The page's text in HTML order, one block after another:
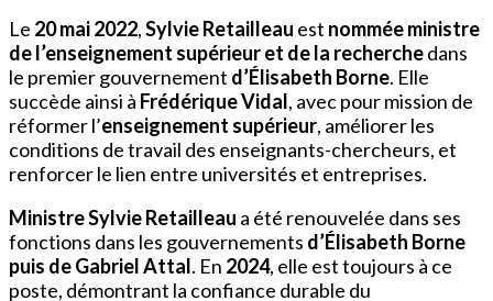
Le 20 mai 2022,Sylvie Retailleau est nommée ministre
de l’enseignement supérieur et de la recherchedans
le premier gouvernement d’Élisabeth Borne. Elle
succède ainsi à Frédérique Vidal, avec pour mission de
réformer l’enseignement supérieur, améliorer les
conditions de travail des enseignants-chercheurs, et
renforcer le lien entre universités et entreprises.
Ministre Sylvie Retailleau a été renouvelée dans ses
fonctions dans les gouvernements d’Élisabeth Borne
puis de Gabriel Attal. En 2024, elle est toujours à ce
poste, démontrant la confiance durable du